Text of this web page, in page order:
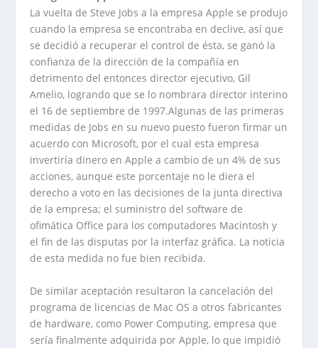
La vuelta de Steve Jobs a la empresa Apple se produjo
cuando la empresa se encontraba en declive, así que
se decidió a recuperar el control de ésta, se ganó la
confianza de la dirección de la compañía en
detrimento del entonces director ejecutivo, Gil
Amelio, logrando que se lo nombrara director interino
el 16 de septiembre de 1997.Algunas de las primeras
medidas de Jobs en su nuevo puesto fueron firmar un
acuerdo con Microsoft, por el cual esta empresa
invertiría dinero en Apple a cambio de un 4% de sus
acciones, aunque este porcentaje no le diera el
derecho a voto en las decisiones de la junta directiva
de la empresa; el suministro del software de
ofimática Office para los computadores Macintosh y
el fin de las disputas por la interfaz gráfica. La noticia
de esta medida no fue bien recibida.
De similar aceptación resultaron la cancelación del
programa de licencias de Mac OS a otros fabricantes
de hardware, como Power Computing, empresa que
sería finalmente adquirida por Apple, lo que impidió